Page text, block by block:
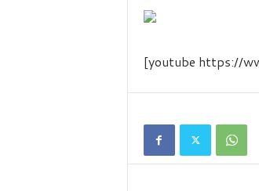
u
[youtube https://